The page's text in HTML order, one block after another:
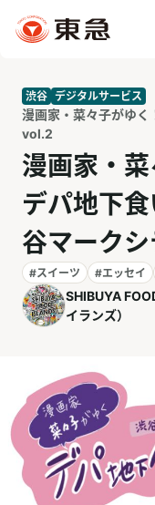
渋谷 デジタルサービス
漫画家・菜々子がゆく
vol.2
漫画家・
デパ地下
谷マークシ
#スイーツ #エッセイ
SHIBUYA
イランズ）